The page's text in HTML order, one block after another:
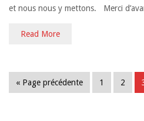
et nous nous y mettons. Merci
Read More
« Page précédente 1 2